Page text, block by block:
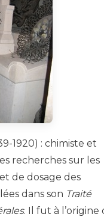
1920) : chimiste et
recherches sur les
de dosage des
dans son Traité
. Il fut à l’origine